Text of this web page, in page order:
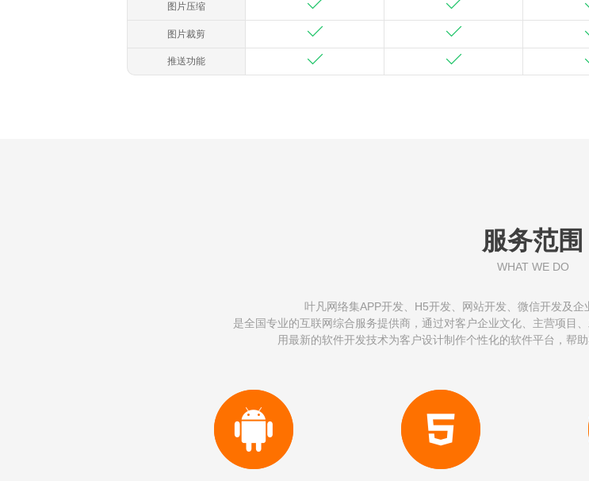
图片压缩
图片裁剪
推送功能
服务范围
WHAT WE DO
叶凡网络集APP开发、H5开发、网站开发、微信开发及
是全国专业的互联网综合服务提供商，通过对客户企业文化、主营项目
用最新的软件开发技术为客户设计制作个性化的软件平台，帮